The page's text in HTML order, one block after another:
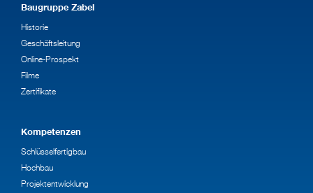
Baugruppe Zabel
Historie
Geschäftsleitung
Online-Prospekt
Filme
Zertifikate
Kompetenzen
Schlüsselfertigbau
Hochbau
Projektentwicklung